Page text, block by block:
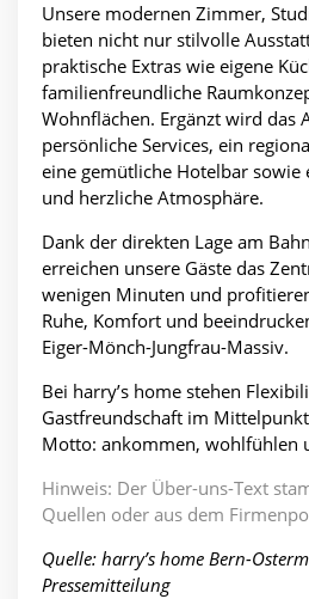
Unsere modernen Zimmer,
bieten nicht nur stilvolle
praktische Extras wie eigene
familienfreundliche
Wohnflächen. Ergänzt wird das
persönliche Services, ein
eine gemütliche Hotelbar
und herzliche Atmosphäre.
Dank der direkten Lage am
erreichen unsere Gäste das
wenigen Minuten und
Ruhe, Komfort und
Eiger-Mönch-Jungfrau-Massiv.
Bei harry’s home stehen
Gastfreundschaft im
Motto: ankommen, wohlfühlen
Hinweis: Der Über-uns-Text
Quellen oder aus dem
Quelle: harry’s home Bern-
Pressemitteilung